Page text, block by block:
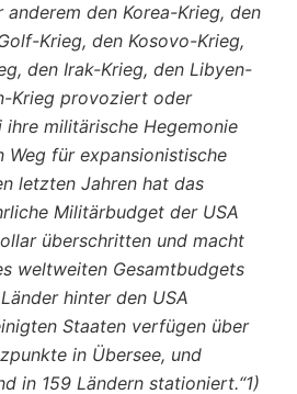
anderem den Korea-Krieg, den
Krieg, den Kosovo-Krieg,
den Irak-Krieg, den Libyen-
Krieg provoziert oder
militärische Hegemonie
Weg für expansionistische
letzten Jahren hat das
Militärbudget der USA
überschritten und macht
weltweiten Gesamtbudgets
hinter den USA
Staaten verfügen über
in Übersee, und
in 159 Ländern stationiert.“1)